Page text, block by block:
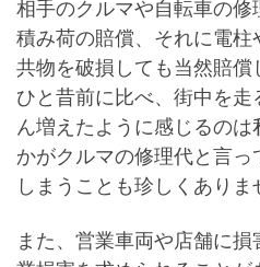
相手のクルマや自転車の
積み荷の賠償、それに電
共物を破損しても当然賠償
ひと昔前に比べ、街中を
ん増えたように感じるの
かがクルマの修理代と言
しまうことも珍しくありま
また、営業車両や店舗に